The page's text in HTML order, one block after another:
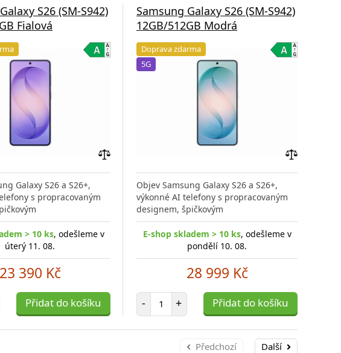
S26 (SM-S942)
Fialová
porovnání
Galaxy S26 a S26+,
s propracovaným
> 10 ks, odešleme v
úterý 11. 08.
23 390 Kč
Přidat do košíku
Samsung Galaxy S26 (SM-S942)
12GB/512GB Modrá
Doprava zdarma
5G
Objev Samsung Galaxy S26 a S26+,
výkonné AI telefony s propracovaným
designem, špičkovým
E-shop skladem > 10 ks, odešleme v
pondělí 10. 08.
28 999 Kč
- Počet položek
+ Přidat do košíku
Předchozí Další